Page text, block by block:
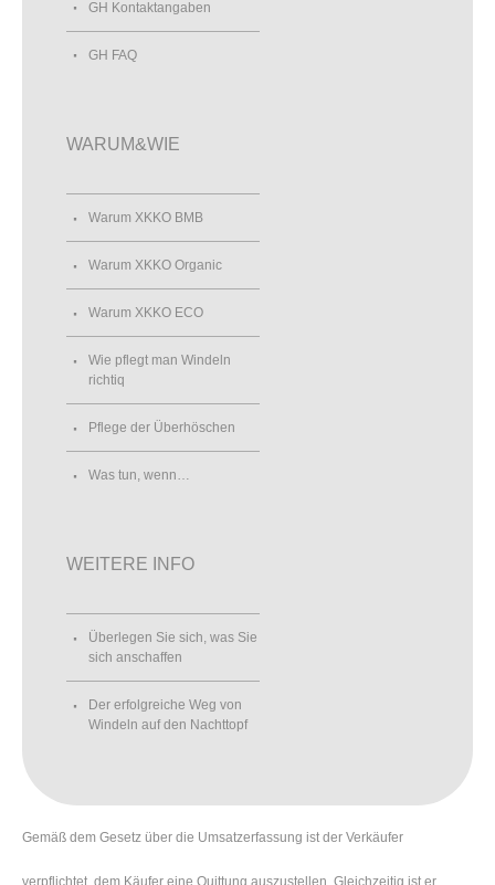
GH Kontaktangaben
GH FAQ
WARUM&WIE
Warum XKKO BMB
Warum XKKO Organic
Warum XKKO ECO
Wie pflegt man Windeln
richtiq
Pflege der Überhöschen
Was tun, wenn…
WEITERE INFO
Überlegen Sie sich, was Sie
sich anschaffen
Der erfolgreiche Weg von
Windeln auf den Nachttopf
Gemäß dem Gesetz über die Umsatzerfassung ist der Verkäufer